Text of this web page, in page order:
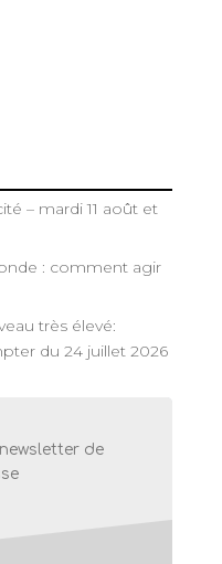
– mardi 11 août et
: comment agir
très élevé:
du 24 juillet 2026
de